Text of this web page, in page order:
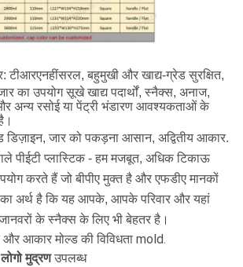
टीआरएनहींसरल, बहुमुखी और खाद्य-ग्रेड सुरक्षित,
का उपयोग सूखे खाद्य पदार्थों, स्नैक्स, अनाज,
अन्य रसोई या पेंट्री भंडारण आवश्यकताओं के
डिज़ाइन, जार को पकड़ना आसान, अद्वितीय आकार.
पीईटी प्लास्टिक - हम मजबूत, अधिक टिकाऊ
करते हैं जो बीपीए मुक्त है और एफडीए मानकों
अर्थ है कि यह आपके, आपके परिवार और यहां
के स्नैक्स के लिए भी बेहतर है।
और आकार मोल्ड की विविधता mold.
मुद्रणउपलब्ध